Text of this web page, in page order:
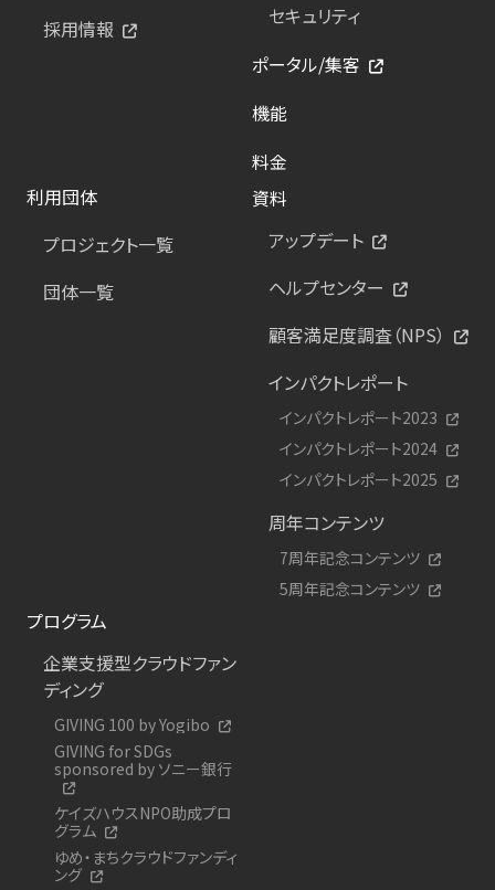
採用情報
セキュリティ
ポータル/集客
機能
料金
利用団体
プロジェクト一覧
団体一覧
資料
アップデート
ヘルプセンター
顧客満足度調査（NPS）
インパクトレポート
インパクトレポート2023
インパクトレポート2024
インパクトレポート2025
周年コンテンツ
7周年記念コンテンツ
5周年記念コンテンツ
プログラム
企業支援型クラウドファン
ディング
GIVING 100 by Yogibo
GIVING for SDGs
sponsored by ソニー銀行
ケイズハウスNPO助成プロ
グラム
ゆめ・まちクラウドファンディ
ング